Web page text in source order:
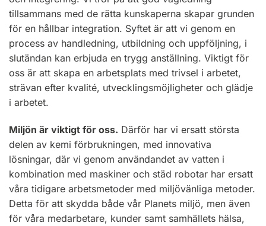
tillsammans med de rätta kunskaperna skapar grunden
för en hållbar integration. Syftet är att vi genom en
process av handledning, utbildning och uppföljning, i
slutändan kan erbjuda en trygg anställning. Viktigt för
oss är att skapa en arbetsplats med trivsel i arbetet,
strävan efter kvalité, utvecklingsmöjligheter och glädje
i arbetet.
Miljön är viktigt för oss. Därför har vi ersatt största
delen av kemi förbrukningen, med innovativa
lösningar, där vi genom användandet av vatten i
kombination med maskiner och städ robotar har ersatt
våra tidigare arbetsmetoder med miljövänliga metoder.
Detta för att skydda både vår Planets miljö, men även
för våra medarbetare, kunder samt samhällets hälsa,